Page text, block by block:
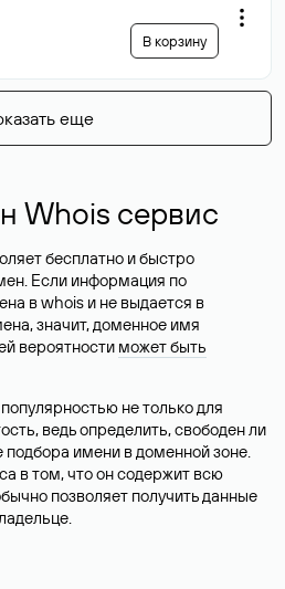
В корзину
еще
Whois сервис
бесплатно и быстро
Если информация по
в whois и не выдается в
значит, доменное имя
вероятности может быть
не только для
ведь определить, свободен ли
имени в доменной зоне.
в том, что он содержит всю
позволяет получить данные